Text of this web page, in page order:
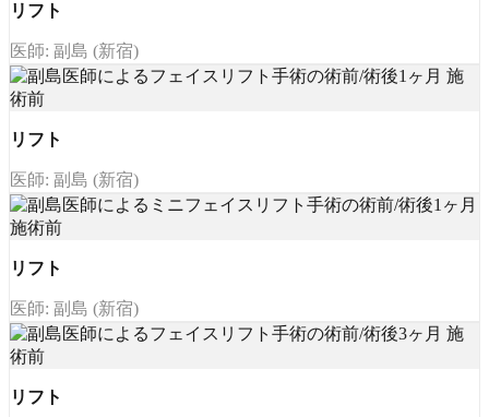
リフト
医師: 副島 (新宿)
リフト
医師: 副島 (新宿)
リフト
医師: 副島 (新宿)
リフト